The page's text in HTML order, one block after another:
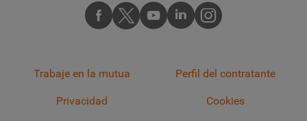
Trabaje en la mutua Perfil del contratante
Privacidad Cookies